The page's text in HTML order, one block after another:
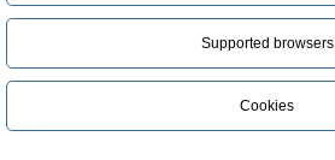
Supported browsers
Cookies